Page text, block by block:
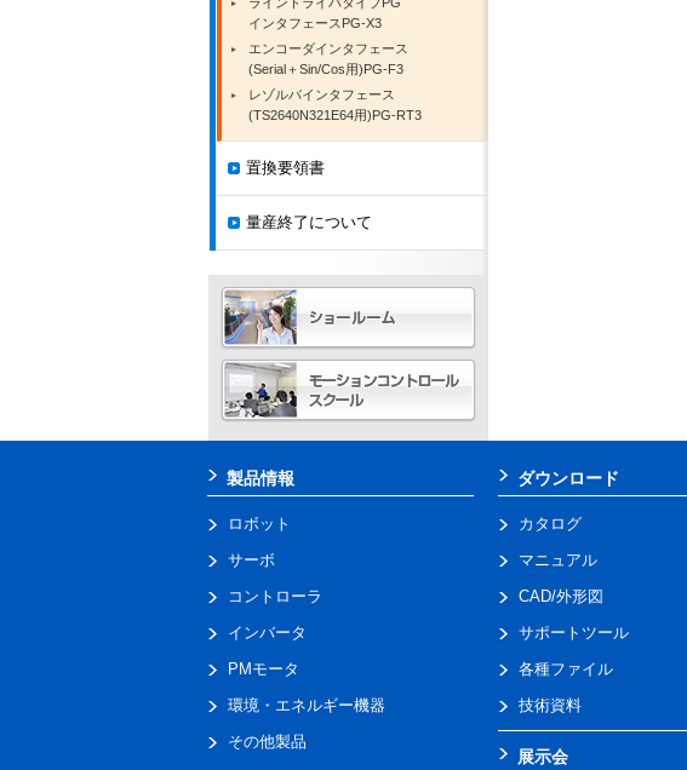
インタフェースPG-X3
エンコーダインタフェース
(Serial＋Sin/Cos用)PG-F3
レゾルバインタフェース
(TS2640N321E64用)PG-RT3
置換要領書
量産終了について
製品情報
ロボット
サーボ
コントローラ
インバータ
PMモータ
環境・エネルギー機器
その他製品
ダウンロード
カタログ
マニュアル
CAD/外形図
サポートツール
各種ファイル
技術資料
展示会